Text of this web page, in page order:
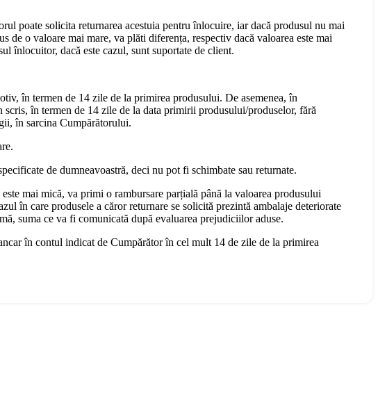
poate solicita returnarea acestuia pentru înlocuire, iar dacă produsul nu mai
de o valoare mai mare, va plăti diferența, respectiv dacă valoarea este mai
înlocuitor, dacă este cazul, sunt suportate de client.
în termen de 14 zile de la primirea produsului. De asemenea, în
în termen de 14 zile de la data primirii produsului/produselor, fără
în sarcina Cumpărătorului.
de dumneavoastră, deci nu pot fi schimbate sau returnate.
mai mică, va primi o rambursare parțială până la valoarea produsului
în care produsele a căror returnare se solicită prezintă ambalaje deteriorate
suma ce va fi comunicată după evaluarea prejudiciilor aduse.
în contul indicat de Cumpărător în cel mult 14 de zile de la primirea